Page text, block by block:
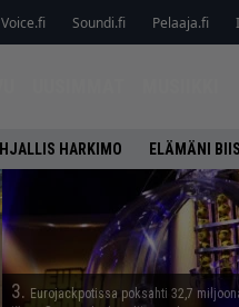
Voice.fi Soundi.fi Pelaaja.fi
HJALLIS HARKIMO ELÄMÄNI BIISI
3. Eurojackpotissa poksahti 32,7